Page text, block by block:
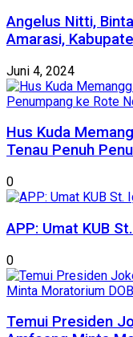
Angelus Nitti,
Amarasi,
Juni 4, 2024
Hus Kuda
Tenau Penuh
0
APP: Umat KUB
0
Temui Presiden